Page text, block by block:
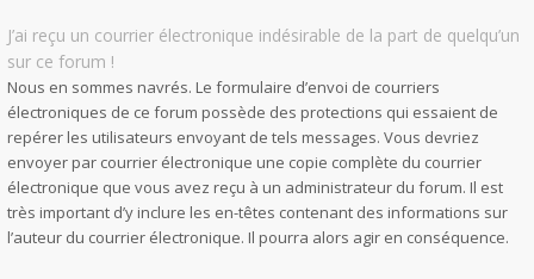
J’ai reçu un courrier électronique indésirable de la part de quelqu’un
sur ce forum !
Nous en sommes navrés. Le formulaire d’envoi de courriers
électroniques de ce forum possède des protections qui essaient de
repérer les utilisateurs envoyant de tels messages. Vous devriez
envoyer par courrier électronique une copie complète du courrier
électronique que vous avez reçu à un administrateur du forum. Il est
très important d’y inclure les en-têtes contenant des informations sur
l’auteur du courrier électronique. Il pourra alors agir en conséquence.